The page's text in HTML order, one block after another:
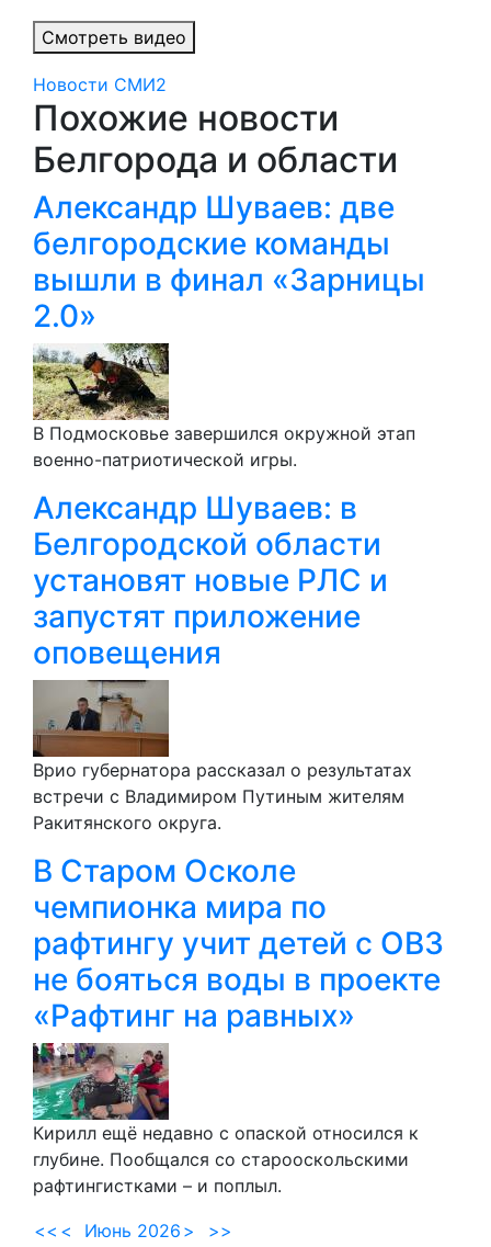
Смотреть видео
Новости СМИ2
Похожие новости
Белгорода и области
Александр Шуваев: две
белгородские команды
вышли в финал «Зарницы
2.0»
В Подмосковье завершился окружной этап
военно-патриотической игры.
Александр Шуваев: в
Белгородской области
установят новые РЛС и
запустят приложение
оповещения
Врио губернатора рассказал о результатах
встречи с Владимиром Путиным жителям
Ракитянского округа.
В Старом Осколе
чемпионка мира по
рафтингу учит детей с ОВЗ
не бояться воды в проекте
«Рафтинг на равных»
Кирилл ещё недавно с опаской относился к
глубине. Пообщался со старооскольскими
рафтингистками – и поплыл.
<< < Июнь 2026 >
>>